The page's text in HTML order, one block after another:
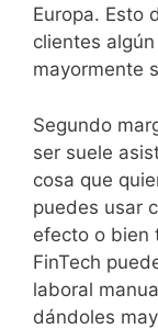
Europa. Esto
clientes
mayormente
Segundo
ser suele
cosa que
puedes usar
efecto o bien
FinTech
laboral
dándoles